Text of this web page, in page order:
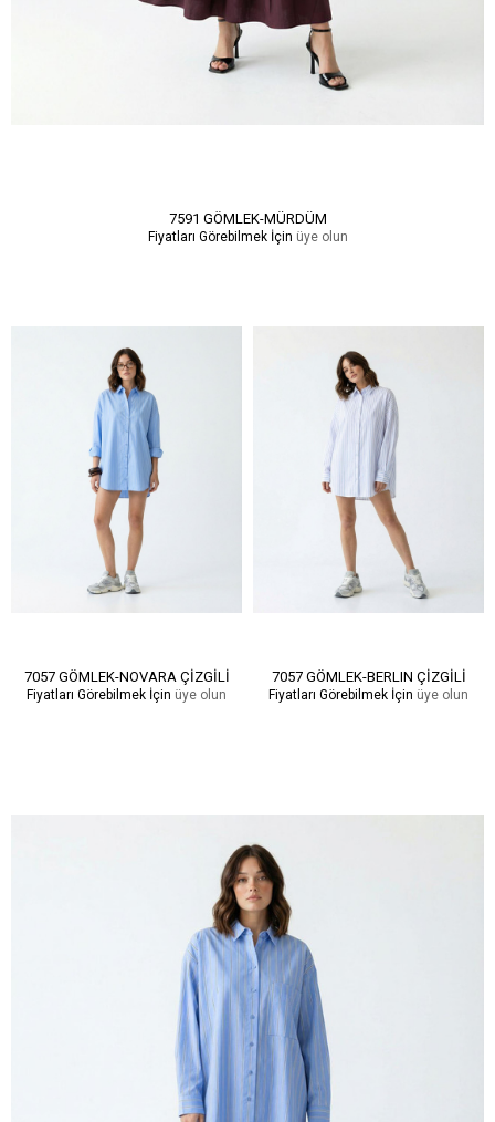
7591 GÖMLEK-MÜRDÜM
Fiyatları Görebilmek İçin üye olun
7057 GÖMLEK-NOVARA ÇİZGİLİ
Fiyatları Görebilmek İçin üye olun
7057 GÖMLEK-BERLIN ÇİZGİLİ
Fiyatları Görebilmek İçin üye olun